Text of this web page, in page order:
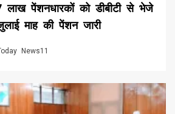
लाख पेंशनधारकों को डीबीटी से भेजे
माह की पेंशन जारी
News11